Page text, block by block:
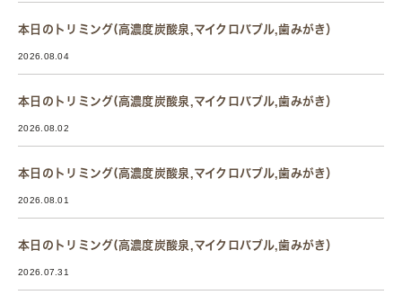
本日のトリミング(高濃度炭酸泉,マイクロバブル,歯みがき）
2026.08.04
本日のトリミング(高濃度炭酸泉,マイクロバブル,歯みがき）
2026.08.02
本日のトリミング(高濃度炭酸泉,マイクロバブル,歯みがき）
2026.08.01
本日のトリミング(高濃度炭酸泉,マイクロバブル,歯みがき）
2026.07.31